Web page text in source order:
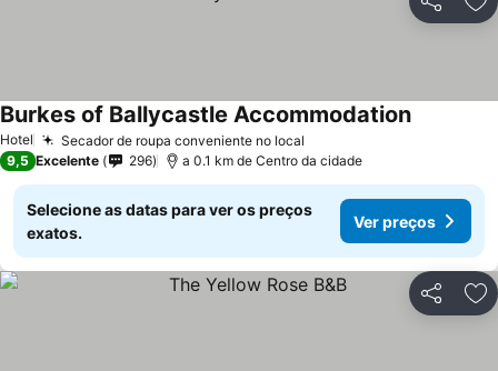
Partilhar
Hotel Secador de roupa conveniente no local
Burkes of Ballycastle AccommodationVer
9,5 Excelente 296 a 0.1 km de Centro da cidade
Selecione as datas para ver os preços
exatos.
Ver preços
Partilhar